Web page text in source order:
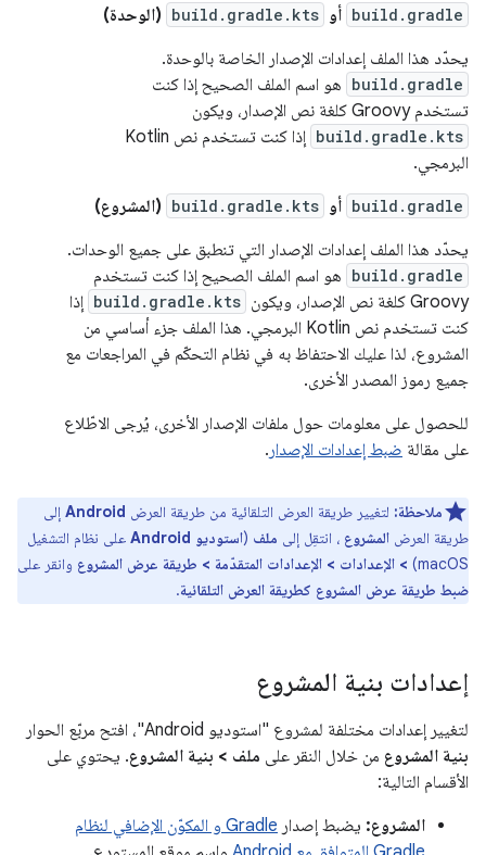
build.gradle أو build.gradle.kts (الوحدة)
يحدّد هذا الملف إعدادات الإصدار الخاصة بالوحدة.
build.gradle هو اسم الملف الصحيح إذا كنت
تستخدم Groovy كلغة نص الإصدار، ويكون
build.gradle.kts
إذا كنت تستخدم نص Kotlin
البرمجي.
build.gradle أو build.gradle.kts (المشروع)
يحدّد هذا الملف إعدادات الإصدار التي تنطبق على جميع الوحدات.
build.gradle هو اسم الملف الصحيح إذا كنت تستخدم
Groovy كلغة نص الإصدار، ويكون
build.gradle.kts إذا
كنت تستخدم نص Kotlin البرمجي. هذا الملف جزء أساسي من
المشروع، لذا عليك الاحتفاظ به في نظام التحكّم في المراجعات مع
جميع رموز المصدر الأخرى.
للحصول على معلومات حول ملفات الإصدار الأخرى، يُرجى الاطّلاع
على مقالة ضبط إعدادات الإصدار .
ملاحظة: لتغيير طريقة العرض التلقائية من طريقة العرض Android إلى
طريقة العرض المشروع ، انتقِل إلى ملف (استوديو Android
على نظام التشغيل
macOS) > الإعدادات > الإعدادات المتقدّمة > طريقة عرض المشروع وانقر على
ضبط طريقة عرض المشروع كطريقة العرض التلقائية.
إعدادات بنية المشروع
لتغيير إعدادات مختلفة لمشروع "استوديو Android"، افتح مربّع الحوار
بنية المشروع من خلال النقر على ملف > بنية المشروع. يحتوي على
الأقسام التالية:
المشروع: يضبط إصدار
Gradle و المكوّن الإضافي لنظام